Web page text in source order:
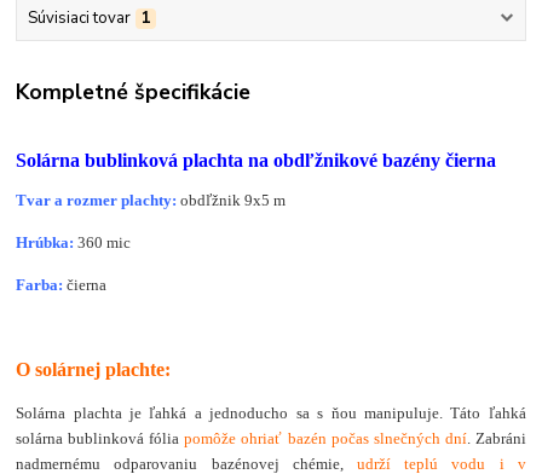
Súvisiaci tovar 1
Kompletné špecifikácie
Solárna bublinková plachta na obdľžnikové bazény čierna
Tvar a rozmer plachty: obdľžnik 9x5 m
Hrúbka: 360 mic
Farba: čierna
O solárnej plachte:
Solárna plachta je ľahká a jednoducho sa s ňou manipuluje. Táto ľahká
solárna bublinková fóliapomôže ohriať bazén počas slnečných dní. Zabráni
nadmernému odparovaniu bazénovej chémie, udrží teplú vodu i v